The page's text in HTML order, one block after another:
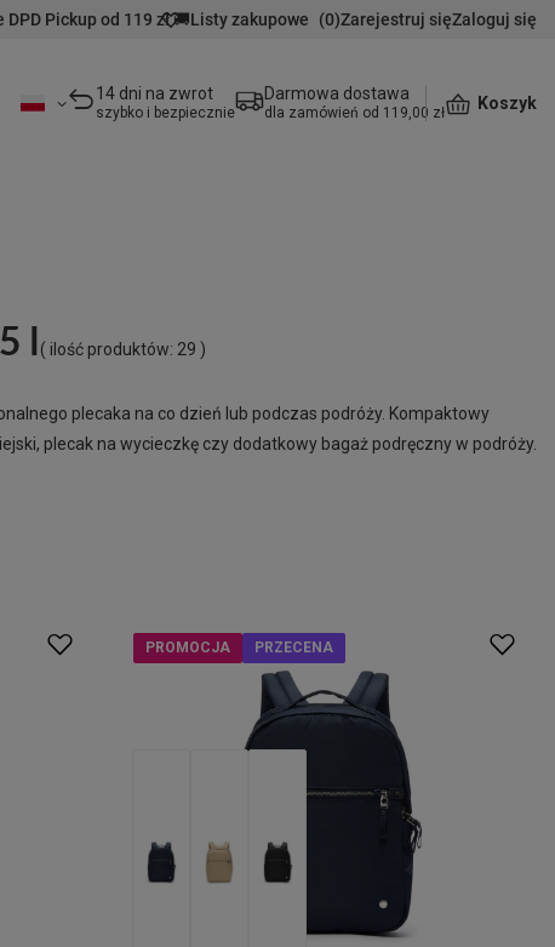
Pickup od 119 zł 🚚Listy zakupowe (0)Zarejestruj sięZaloguj się
14 dni na zwrot
szybko i bezpiecznie
Darmowa dostawa
dla zamówień od 119,00 zł
Koszyk
l( ilość produktów: 29 )
plecaka na co dzień lub podczas podróży. Kompaktowy
plecak na wycieczkę czy dodatkowy bagaż podręczny w podróży.
PROMOCJA PRZECENA